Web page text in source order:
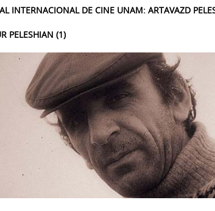
INTERNACIONAL DE CINE UNAM: ARTAVAZD
PELESHIAN (1)